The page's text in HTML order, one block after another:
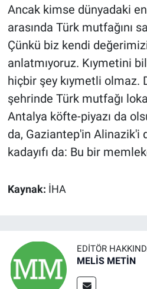
Ancak kimse dünyadaki
arasında Türk mutfağını
Çünkü biz kendi
anlatmıyoruz. Kıymetini
hiçbir şey kıymetli olmaz.
şehrinde Türk mutfağı
Antalya köfte-piyazı da
da, Gaziantep'in Alinazik'i
kadayıfı da: Bu bir
Kaynak: İHA
EDITÖR
MELİS METİN